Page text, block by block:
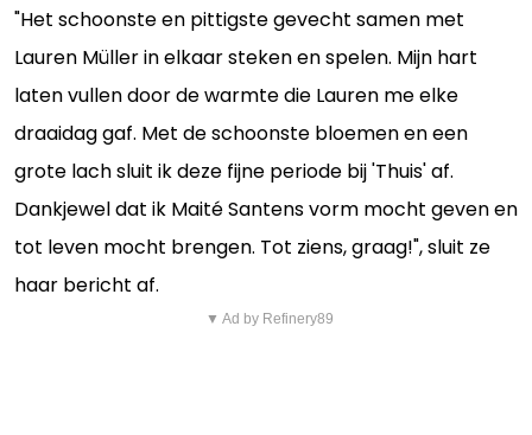
"Het schoonste en pittigste gevecht samen met
Lauren Müller in elkaar steken en spelen. Mijn hart
laten vullen door de warmte die Lauren me elke
draaidag gaf. Met de schoonste bloemen en een
grote lach sluit ik deze fijne periode bij 'Thuis' af.
Dankjewel dat ik Maité Santens vorm mocht geven en
tot leven mocht brengen. Tot ziens, graag!", sluit ze
haar bericht af.
▼ Ad by Refinery89